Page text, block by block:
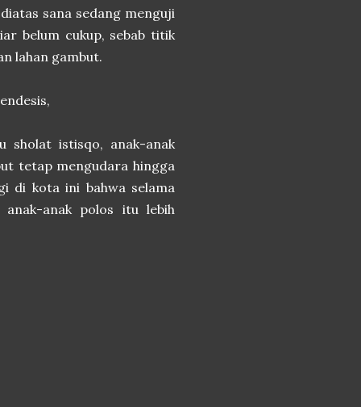
sana sedang menguji
belum cukup, sebab titik
lahan gambut.
sholat istisqo, anak-anak
tetap mengudara hingga
di kota ini bahwa selama
anak-anak polos itu lebih